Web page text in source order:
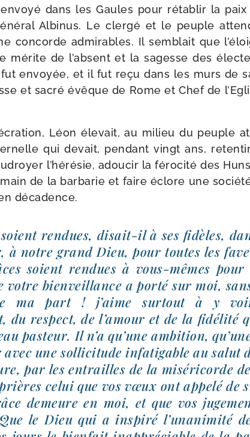
dans les Gaules pour réta­blir la
Albinus. Le cler­gé et le peuple
concorde admi­rables. Il sem­blait que
mérite de l’absent et la sagesse des
envoyée, et il fut reçu dans les murs de
et sacré évêque de Rome et Chef de
Léon éle­vait, au milieu du peuple
qui devait, pen­dant vingt ans,
l’hé­résie, adou­cir la féro­ci­té des
de la bar­ba­rie et faire éclore une
décadence.
ren­dues, disait-​il à ses fidèles,
à notre grand Dieu, pour toutes les
soient ren­dues à vous-​mêmes
votre bien­veillance a por­té sur moi,
ma part ! j’aime sur­tout à y
du res­pect, de l’amour et de la fidé­li­té
pas­teur. Il n’a qu’une ambi­tion,
une sol­li­ci­tude infa­ti­gable au salut
par les entrailles de la misé­ri­corde
celui que vos vœux ont appe­lé de
demeure en moi, et que vos
le Dieu qui a ins­pi­ré l’unanimité